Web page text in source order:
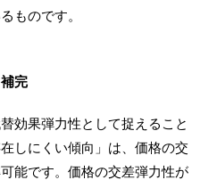
ものです。
完
効果弾力性として捉えること
しにくい傾向」は、価格の交
能です。価格の交差弾力性が